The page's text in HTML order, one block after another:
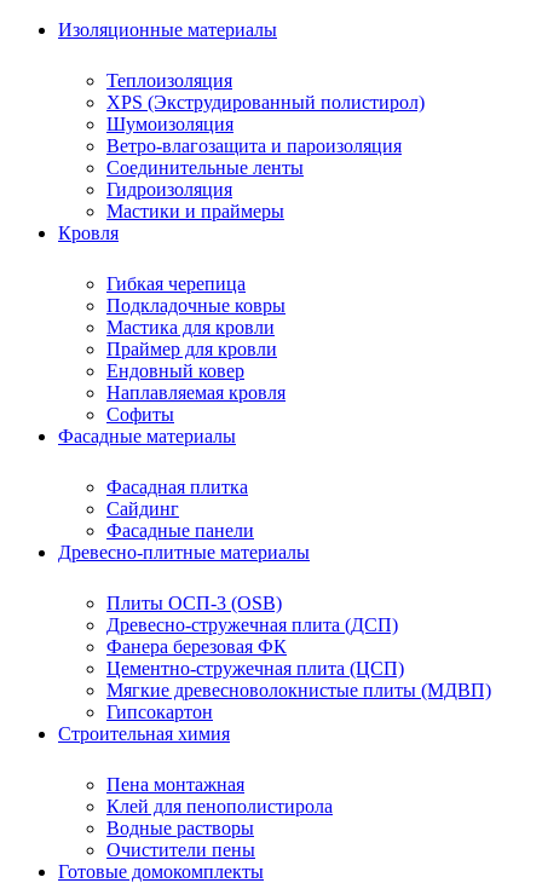
Изоляционные материалы
Теплоизоляция
XPS (Экструдированный полистирол)
Шумоизоляция
Ветро-влагозащита и пароизоляция
Соединительные ленты
Гидроизоляция
Мастики и праймеры
Кровля
Гибкая черепица
Подкладочные ковры
Мастика для кровли
Праймер для кровли
Ендовный ковер
Наплавляемая кровля
Софиты
Фасадные материалы
Фасадная плитка
Сайдинг
Фасадные панели
Древесно-плитные материалы
Плиты ОСП-3 (OSB)
Древесно-стружечная плита (ДСП)
Фанера березовая ФК
Цементно-стружечная плита (ЦСП)
Мягкие древесноволокнистые плиты (МДВП)
Гипсокартон
Строительная химия
Пена монтажная
Клей для пенополистирола
Водные растворы
Очистители пены
Готовые домокомплекты